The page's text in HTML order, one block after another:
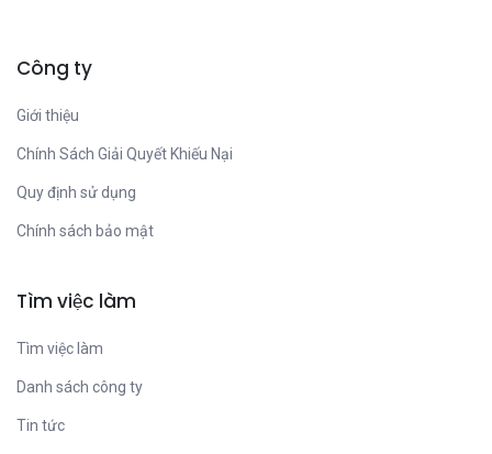
Công ty
Giới thiệu
Chính Sách Giải Quyết Khiếu Nại
Quy định sử dụng
Chính sách bảo mật
Tìm việc làm
Tìm việc làm
Danh sách công ty
Tin tức